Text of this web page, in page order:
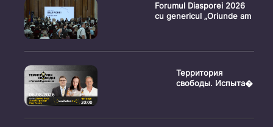
Forumul Diasporei 2026
cu genericul „Oriunde am
Территория
свободы. Испыта�